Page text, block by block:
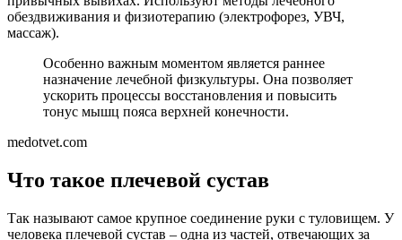
обездвиживания и физиотерапию (электрофорез, УВЧ,
массаж).
Особенно важным моментом является раннее
назначение лечебной физкультуры. Она позволяет
ускорить процессы восстановления и повысить
тонус мышц пояса верхней конечности.
medotvet.com
Что такое плечевой сустав
Так называют самое крупное соединение руки с туловищем. У
человека плечевой сустав – одна из частей, отвечающих за